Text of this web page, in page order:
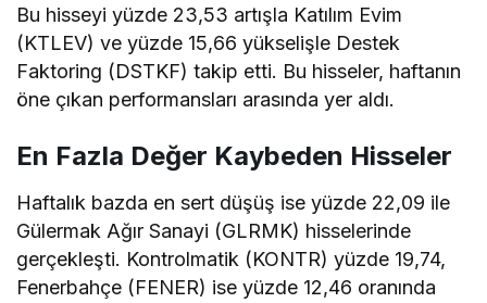
Bu hisseyi yüzde 23,53 artışla Katılım Evim
(KTLEV) ve yüzde 15,66 yükselişle Destek
Faktoring (DSTKF) takip etti. Bu hisseler, haftanın
öne çıkan performansları arasında yer aldı.
En Fazla Değer Kaybeden Hisseler
Haftalık bazda en sert düşüş ise yüzde 22,09 ile
Gülermak Ağır Sanayi (GLRMK) hisselerinde
gerçekleşti. Kontrolmatik (KONTR) yüzde 19,74,
Fenerbahçe (FENER) ise yüzde 12,46 oranında